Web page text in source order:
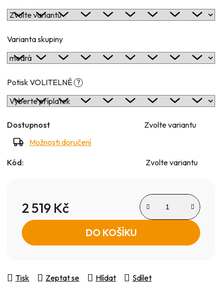
Varianta skupiny
Potisk VOLITELNÉ ?
Dostupnost
Zvolte variantu
Možnosti doručení
Kód: Zvolte variantu
2 519 Kč
Měrná cena:
DO KOŠÍKU
Tisk Zeptat se Hlídat Sdílet